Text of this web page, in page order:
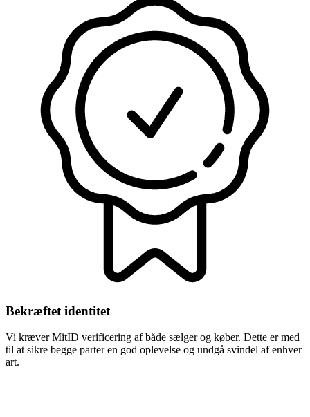
Bekræftet identitet
Vi kræver MitID verificering af både sælger og køber. Dette er med
til at sikre begge parter en god oplevelse og undgå svindel af enhver
art.